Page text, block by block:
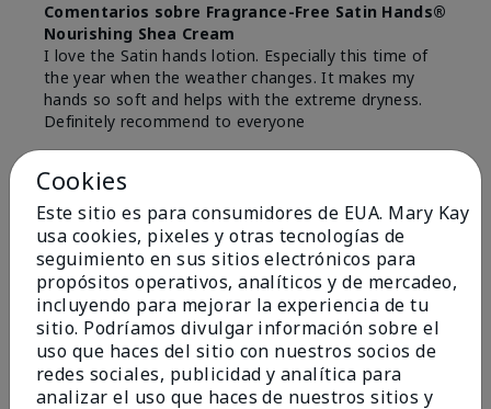
Comentarios sobre Fragrance-Free Satin Hands®
Nourishing Shea Cream
I love the Satin hands lotion. Especially this time of
the year when the weather changes. It makes my
hands so soft and helps with the extreme dryness.
Definitely recommend to everyone
¿Le ha resultado útil esta
opinión?
3 0
Marcar esta opinión
Cookies
Este sitio es para consumidores de EUA. Mary Kay
usa cookies, pixeles y otras tecnologías de
seguimiento en sus sitios electrónicos para
propósitos operativos, analíticos y de mercadeo,
incluyendo para mejorar la experiencia de tu
sitio. Podríamos divulgar información sobre el
uso que haces del sitio con nuestros socios de
redes sociales, publicidad y analítica para
analizar el uso que haces de nuestros sitios y